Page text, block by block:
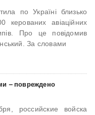
по Україні близько
авіаційних
Про це повідомив
За словами
– повреждено
российские войска